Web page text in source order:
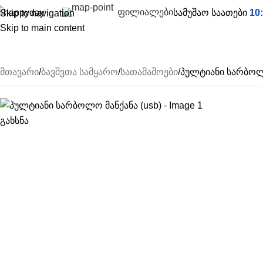
Skip to navigation
Skip to main content
ფილიალებისამუშაო საათები
მთავარი ბავშვთა სამყარო სათამაშოები პულტიანი
გახსნა